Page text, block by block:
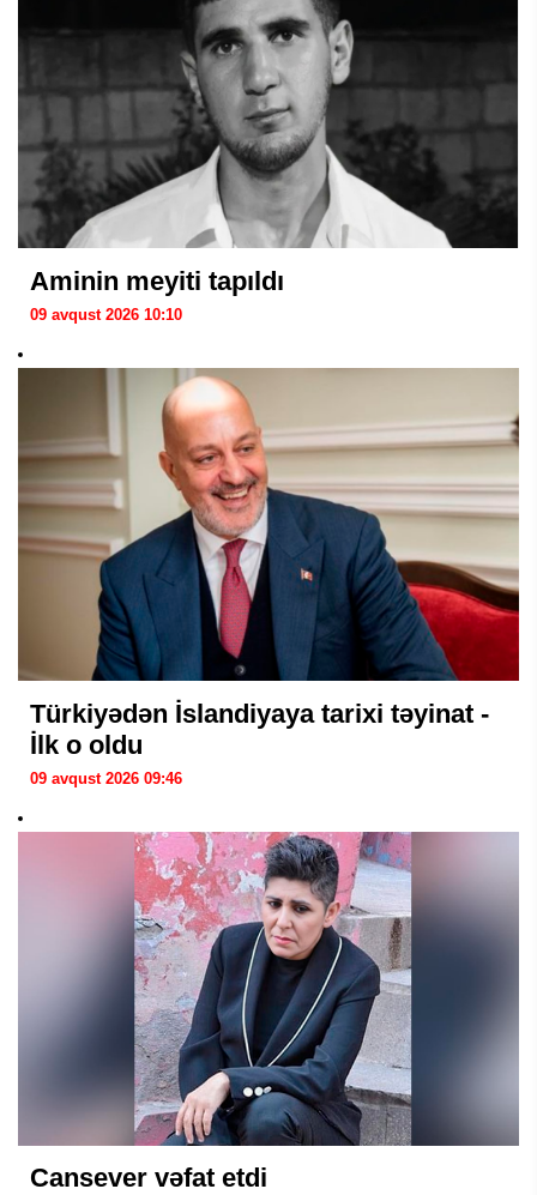
Aminin meyiti tapıldı
09 avqust 2026 10:10
Türkiyədən İslandiyaya tarixi təyinat -
İlk o oldu
09 avqust 2026 09:46
Cansever vəfat etdi